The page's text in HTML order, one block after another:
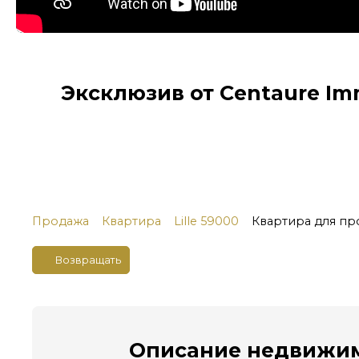
Эксклюзив от Centaure
Продажа Квартира Lille 59000 Квартира для
Возвращать
Описание